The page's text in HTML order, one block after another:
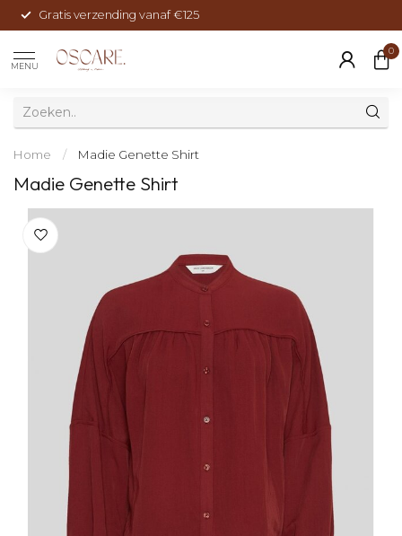
Gratis verzending vanaf €125
MENU
0
Home / Madie Genette Shirt
Madie Genette Shirt